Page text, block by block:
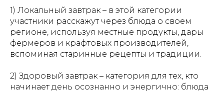
1) Локальный завтрак – в этой категории
участники расскажут через блюда о своем
регионе, используя местные продукты, дары
фермеров и крафтовых производителей,
вспоминая старинные рецепты и традиции.
2) Здоровый завтрак – категория для тех, кто
начинает день осознанно и энергично: блюда